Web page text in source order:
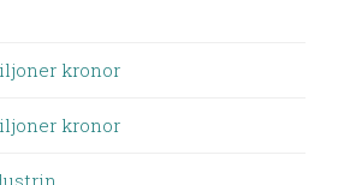
kronor
kronor